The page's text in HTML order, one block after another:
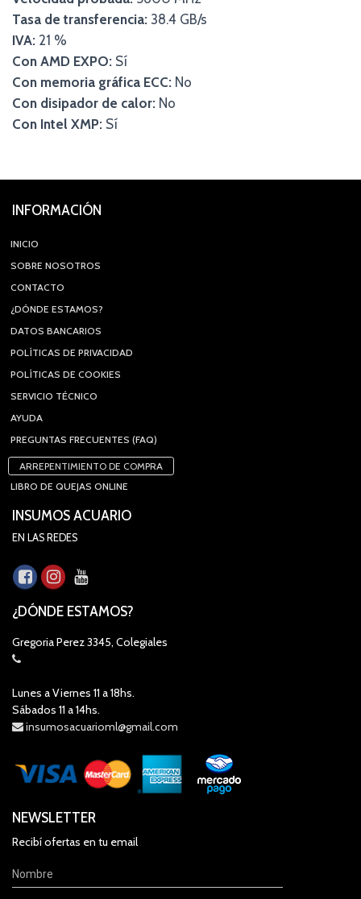
Tasa de transferencia: 38.4 GB/s
IVA: 21 %
Con AMD EXPO: Sí
Con memoria gráfica ECC: No
Con disipador de calor: No
Con Intel XMP: Sí
INFORMACIÓN
INICIO
SOBRE NOSOTROS
CONTACTO
¿DÓNDE ESTAMOS?
DATOS BANCARIOS
POLÍTICAS DE PRIVACIDAD
POLÍTICAS DE COOKIES
SERVICIO TÉCNICO
AYUDA
PREGUNTAS FRECUENTES (FAQ)
ARREPENTIMIENTO DE COMPRA
LIBRO DE QUEJAS ONLINE
INSUMOS ACUARIO
EN LAS REDES
¿DÓNDE ESTAMOS?
Gregoria Perez 3345, Colegiales
Lunes a Viernes 11 a 18hs.
Sábados 11 a 14hs.
insumosacuarioml@gmail.com
NEWSLETTER
Recibí ofertas en tu email